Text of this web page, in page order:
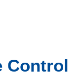
Control